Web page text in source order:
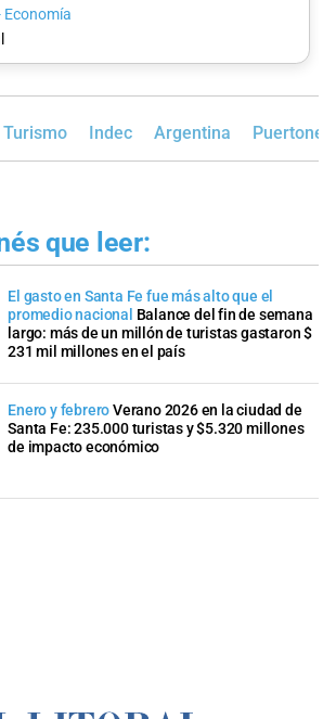
Economía
Turismo Indec Argentina
que leer:
El gasto en Santa Fe fue más alto que el
promedio nacional Balance del fin de semana
largo: más de un millón de turistas gastaron $
231 mil millones en el país
Enero y febreroVerano 2026 en la ciudad de
Santa Fe: 235.000 turistas y $5.320 millones
de impacto económico